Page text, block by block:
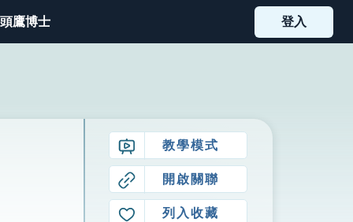
鷹博士 登入
教學模式
開啟關聯
列入收藏